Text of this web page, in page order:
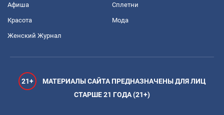
Афиша Сплетни
Красота Мода
Женский Журнал
21+
МАТЕРИАЛЫ САЙТА ПРЕДНАЗНАЧЕНЫ ДЛЯ ЛИЦ
СТАРШЕ 21 ГОДА (21+)